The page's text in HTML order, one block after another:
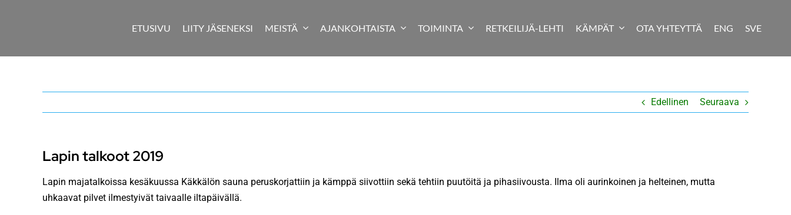
ETUSIVU LIITY JÄSENEKSI MEISTÄ AJANKOHTAISTA TOIMINTA RETKEILIJÄ-LEHTI KÄMPÄT OTA YHTEYTTÄ ENG SVE
Edellinen Seuraava
Lapin talkoot 2019
Lapin majatalkoissa kesäkuussa Käkkälön sauna peruskorjattiin ja kämppä siivottiin sekä tehtiin puutöitä ja pihasiivousta. Ilma oli aurinkoinen ja helteinen, mutta
uhkaavat pilvet ilmestyivät taivaalle iltapäivällä.